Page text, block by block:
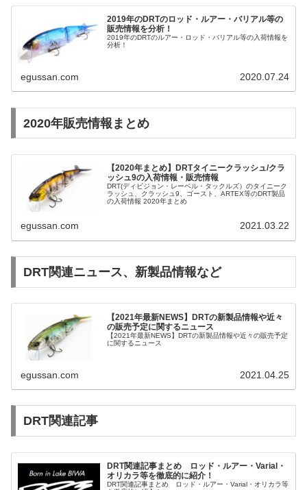
2019年のDRTのロッド・ルアー・バリアル等の
販売情報を分析！
2019年のDRTのルアー・ロッド・バリアル等の入荷情報を
分析！
egussan.com 2020.07.24
2020年販売情報まとめ
【2020年まとめ】DRTタイニークラッシュ/クラ
ッシュ9の入荷情報・販売情報
DRT(ディビジョン・レーベル・タックルズ）のタイニーク
ラッシュ、クラッシュ9、ゴースト、ARTEX等のDRT製品
の入荷情報 2020年まとめ
egussan.com 2021.03.22
DRT関連ニュース、新製品情報など
【2021年最新NEWS】DRTの新製品情報や近々
の販売予定に関するニュース
【2021年最新NEWS】DRTの新製品情報や近々の販売予定
に関するニュース
egussan.com 2021.04.25
DRT関連記事
DRT関連記事まとめ ロッド・ルアー・Varial・
オリカラ等を徹底的に紹介！
DRT関連記事まとめ ロッド・ルアー・Varial・オリカラ等